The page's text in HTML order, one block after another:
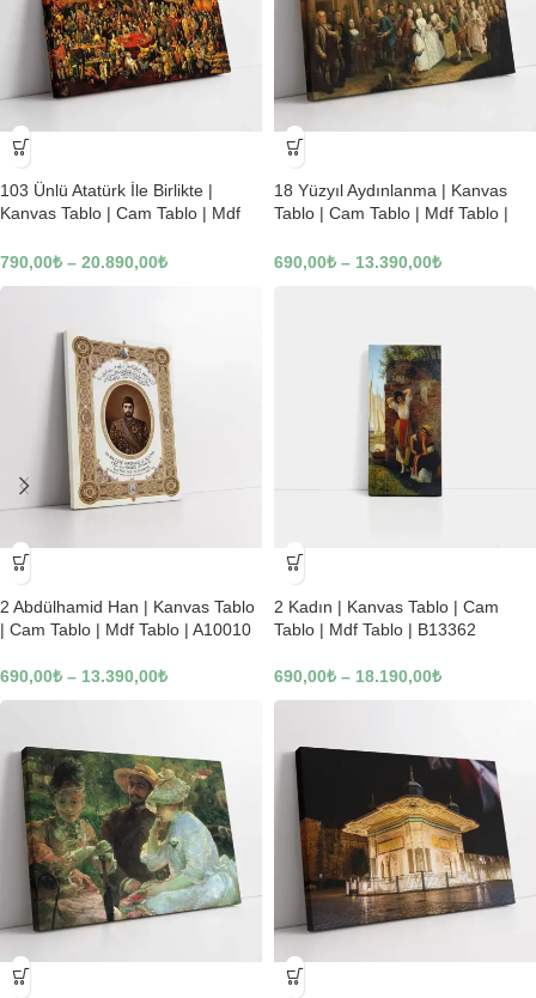
-23%
103 Ünlü Atatürk İle Birlikte |
Kanvas Tablo | Cam Tablo | Mdf
790,00₺ – 20.890,00₺
-23%
18 Yüzyıl Aydınlanma | Kanvas
Tablo | Cam Tablo | Mdf Tablo |
690,00₺ – 13.390,00₺
-23%
2 Abdülhamid Han | Kanvas Tablo
| Cam Tablo | Mdf Tablo | A10010
690,00₺ – 13.390,00₺
-23%
2 Kadın | Kanvas Tablo | Cam
Tablo | Mdf Tablo | B13362
690,00₺ – 18.190,00₺
-23% -23%